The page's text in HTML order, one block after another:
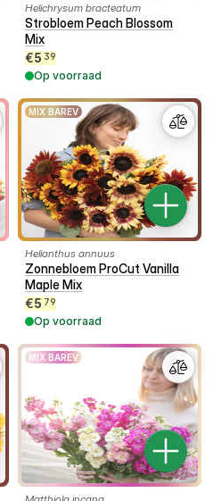
Helichrysum bracteatum
Strobloem Peach Blossom
Mix
€5 39
Op voorraad
MIX BAREV
Helianthus annuus
Zonnebloem ProCut Vanilla
Maple Mix
€5 79
Op voorraad
MIX BAREV